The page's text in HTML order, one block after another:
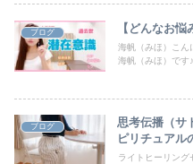
ブログ 【どんなお
海帆（みほ）こん
海帆（みほ）です
ブログ
思考伝播（サ
ピリチュアル
ライトヒーリング